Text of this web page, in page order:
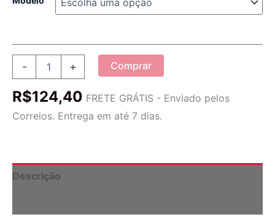
-
Infantil
+ Comprar
R$124,40 FRETE GRÁTIS - Enviado pelos
Correios. Entrega em até 7 dias.
Descrição